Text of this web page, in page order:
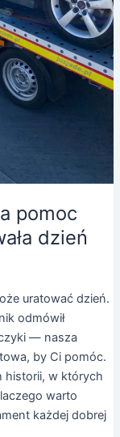
pomoc
dzień
uratować dzień.
odmówił
— nasza
by Ci pomóc.
historii, w których
warto
każdej dobrej